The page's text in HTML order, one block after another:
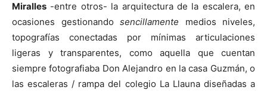
Miralles -entre otros- la arquitectura de la escalera, en
ocasiones gestionando sencillamente medios niveles,
topografías conectadas por mínimas articulaciones
ligeras y transparentes, como aquella que cuentan
siempre fotografiaba Don Alejandro en la casa Guzmán, o
las escaleras / rampa del colegio La Llauna diseñadas a